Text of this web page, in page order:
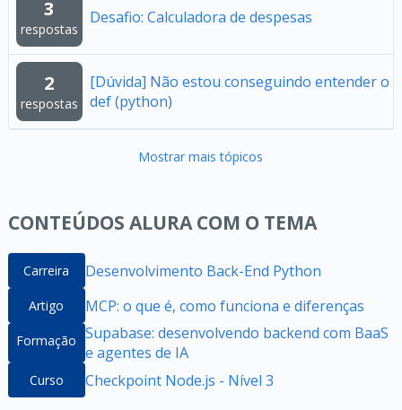
3
respostas
Desafio: Calculadora de despesas
2
respostas
[Dúvida] Não estou conseguindo entender o
def (python)
Mostrar mais tópicos
CONTEÚDOS ALURA COM O TEMA
Carreira Desenvolvimento Back-End Python
Artigo MCP: o que é, como funciona e diferenças
Formação Supabase: desenvolvendo backend com BaaS
e agentes de IA
Curso Checkpoint Node.js - Nível 3